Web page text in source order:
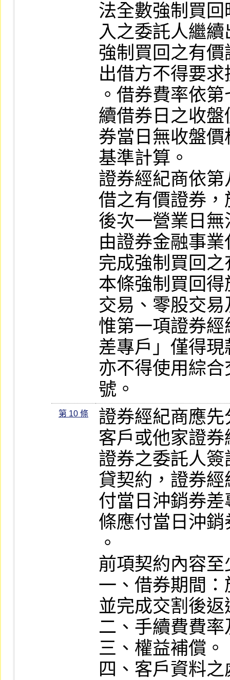
法全數強制買
入之委託人繼
強制買回之有
出借方不得要
。借券費率依
續借券日之收
券當日無收盤
基準計算。
證券經紀商依
借之有價證券
後次一營業日
由證券金融事
完成強制買回
本條強制買回
交易、零股交
惟第一項證券
差專戶」僅得
亦不得使用綜
號。
第 10 條
證券經紀商應
客戶或他家證
證券之委託人
貸契約，證券
付當日沖銷券
條應付當日沖
。
前項契約內容
一、借券期間
並完成交割後返
二、手續費費
三、權益補償。
四、客戶資料之